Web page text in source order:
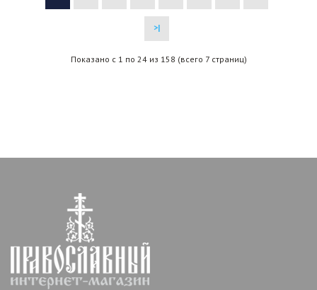
>|
Показано с 1 по 24 из 158 (всего 7 страниц)